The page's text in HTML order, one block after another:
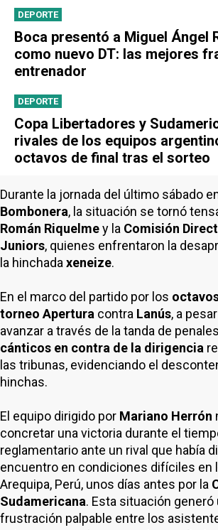
DEPORTE
Boca presentó a Miguel Ángel
como nuevo DT: las mejores
entrenador
DEPORTE
Copa Libertadores y
rivales de los equipos
octavos de final tras el sorteo
Durante la jornada del último sábado
Bombonera, la situación se tornó
Román Riquelmey la Comisión
Juniors, quienes enfrentaron la
la hinchada xeneize.
En el marco del partido por los
torneo Apertura contra Lanús, a
avanzar a través de la tanda de
cánticos en contra de la dirigencia
las tribunas, evidenciando el
hinchas.
El equipo dirigido por Mariano Herrón
concretar una victoria durante el
reglamentario ante un rival que había
encuentro en condiciones difíciles en
Arequipa, Perú, unos días antes por la
Sudamericana. Esta situación generó
frustración palpable entre los